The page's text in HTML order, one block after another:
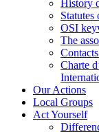
History
OSI
The
Charte
Our Actions
Local Groups
Act Yourself